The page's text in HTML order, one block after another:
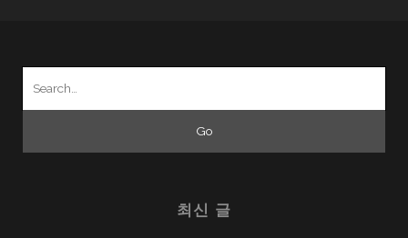
최신 글